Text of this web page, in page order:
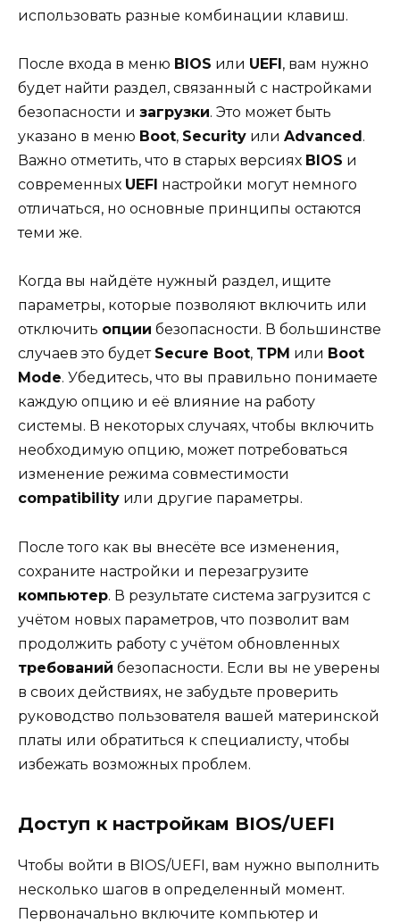
использовать разные комбинации клавиш.
После входа в меню BIOS или UEFI , вам нужно
будет найти раздел, связанный с настройками
безопасности и загрузки. Это может быть
указано в меню Boot, Security или Advanced .
Важно отметить, что в старых версиях BIOS и
современных UEFI настройки могут немного
отличаться, но основные принципы остаются
теми же.
Когда вы найдёте нужный раздел, ищите
параметры, которые позволяют включить или
отключить опции безопасности. В большинстве
случаев это будет Secure Boot, TPM или Boot
Mode. Убедитесь, что вы правильно понимаете
каждую опцию и её влияние на работу
системы. В некоторых случаях, чтобы включить
необходимую опцию, может потребоваться
изменение режима совместимости
compatibility или другие параметры.
После того как вы внесёте все изменения,
сохраните настройки и перезагрузите
компьютер. В результате система загрузится с
учётом новых параметров, что позволит вам
продолжить работу с учётом обновленных
требований безопасности. Если вы не уверены
в своих действиях, не забудьте проверить
руководство пользователя вашей материнской
платы или обратиться к специалисту, чтобы
избежать возможных проблем.
Доступ к настройкам BIOS/UEFI
Чтобы войти в BIOS/UEFI, вам нужно выполнить
несколько шагов в определенный момент.
Первоначально включите компьютер и